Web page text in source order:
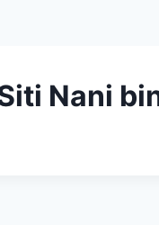
Nani